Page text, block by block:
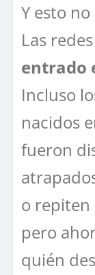
Y esto
Las
entrado
Incluso
nacidos
fueron
o repiten
pero
quién